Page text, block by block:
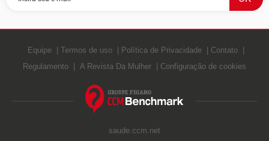
Equipe Termos de uso Política de Privacidade
Contato
Regulamento
A Revista Da Mulher Configuração de cookies
saude.ccm.net